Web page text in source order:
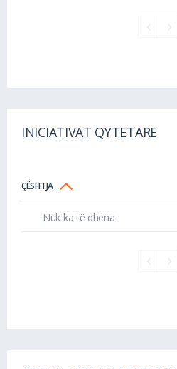
INICIATIVAT QYTETARE
ÇËSHTJA
Nuk ka të dhëna